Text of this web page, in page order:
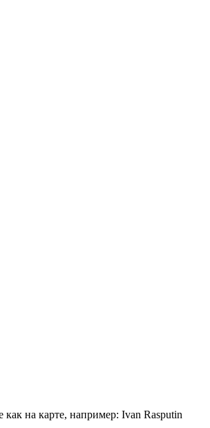
на карте, например: Ivan Rasputin